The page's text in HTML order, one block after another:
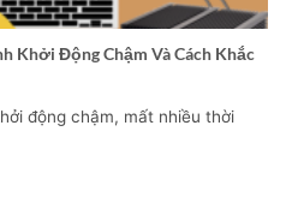
Khởi Động Chậm Và Cách Khắc
động chậm, mất nhiều thời